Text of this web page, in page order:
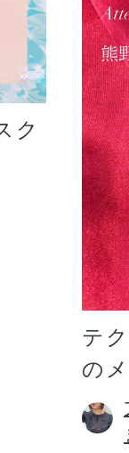
ク
テ
の